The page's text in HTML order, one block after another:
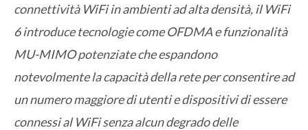
connettività WiFi in ambienti ad alta densità, il WiFi
6 introduce tecnologie come OFDMA e funzionalità
MU-MIMO potenziate che espandono
notevolmente la capacità della rete per consentire ad
un numero maggiore di utenti e dispositivi di essere
connessi al WiFi senza alcun degrado delle